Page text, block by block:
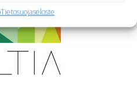
Tietosuojaseloste